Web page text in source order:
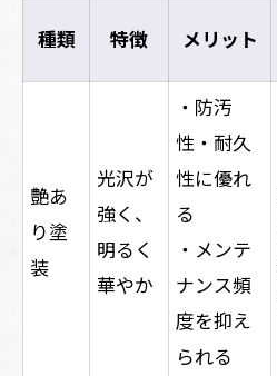
種類 特徴 メリット
艶あ
り塗
装
光沢が
強く、
明るく
華やか
・防汚
性・耐久
性に優れ
る
・メンテ
ナンス頻
度を抑え
られる